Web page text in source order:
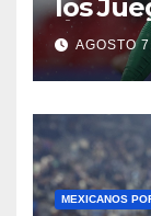
los
AGOSTO
MEXICANOS